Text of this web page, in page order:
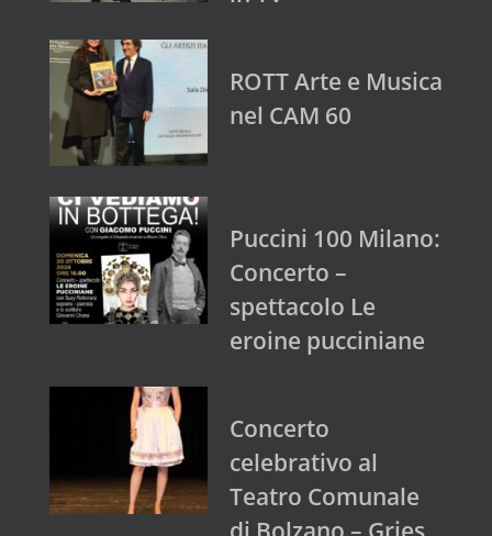
ROTT Arte e Musica
nel CAM 60
Puccini 100 Milano:
Concerto –
spettacolo Le
eroine pucciniane
Concerto
celebrativo al
Teatro Comunale